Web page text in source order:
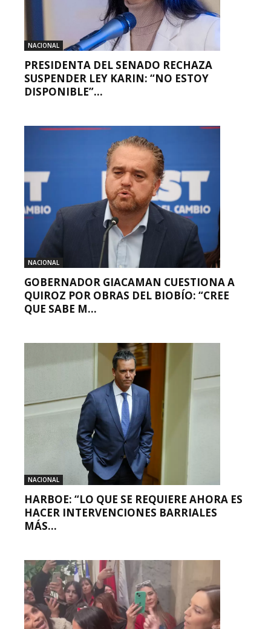
NACIONAL
PRESIDENTA DEL SENADO RECHAZA
SUSPENDER LEY KARIN: “NO ESTOY
DISPONIBLE”...
NACIONAL
GOBERNADOR GIACAMAN CUESTIONA A
QUIROZ POR OBRAS DEL BIOBÍO: “CREE
QUE SABE M...
NACIONAL
HARBOE: “LO QUE SE REQUIERE AHORA ES
HACER INTERVENCIONES BARRIALES
MÁS...